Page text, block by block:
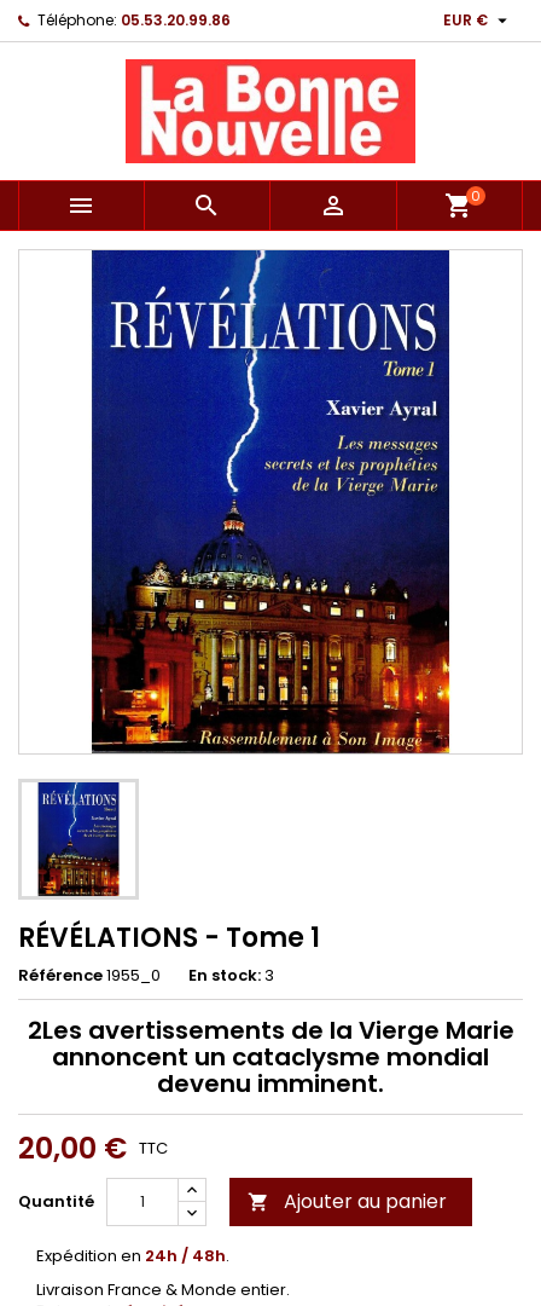
Téléphone: 05.53.20.99.86 EUR € 
   shopping_cart0
RÉVÉLATIONS - Tome 1
Référence1955_0 En stock:3
2Les avertissements de la Vierge Marie
annoncent un cataclysme mondial
devenu imminent.
20,00 € TTC
Quantité  Ajouter au panier
Expédition en 24h / 48h.
Livraison France & Monde entier.